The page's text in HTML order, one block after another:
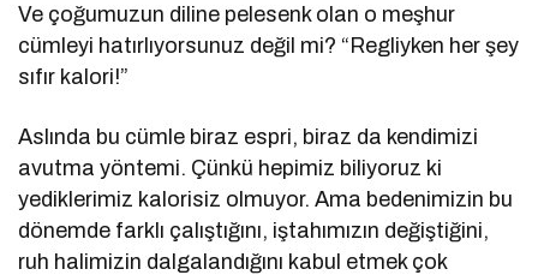
Ve çoğumuzun diline pelesenk olan o meşhur
cümleyi hatırlıyorsunuz değil mi? “Regliyken her şey
sıfır kalori!”
Aslında bu cümle biraz espri, biraz da kendimizi
avutma yöntemi. Çünkü hepimiz biliyoruz ki
yediklerimiz kalorisiz olmuyor. Ama bedenimizin bu
dönemde farklı çalıştığını, iştahımızın değiştiğini,
ruh halimizin dalgalandığını kabul etmek çok